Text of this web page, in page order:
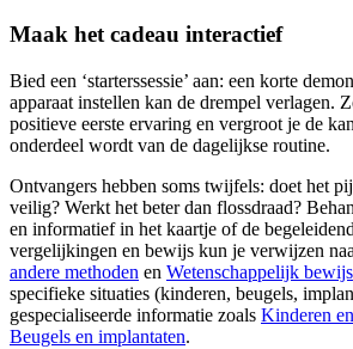
Maak het cadeau interactief
Bied een ‘starterssessie’ aan: een korte
apparaat instellen kan de drempel verlagen.
positieve eerste ervaring en vergroot je de
onderdeel wordt van de dagelijkse routine.
Ontvangers hebben soms twijfels: doet het
veilig? Werkt het beter dan flossdraad?
en informatief in het kaartje of de
vergelijkingen en bewijs kun je verwijzen
andere methoden en Wetenschappelijk bewijs
specifieke situaties (kinderen, beugels,
gespecialiseerde informatie zoals Kinderen
Beugels en implantaten.